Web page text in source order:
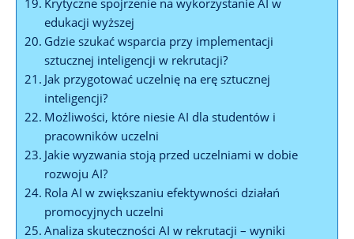
edukacji wyższej
Gdzie szukać wsparcia przy implementacji
sztucznej inteligencji w rekrutacji?
Jak przygotować uczelnię na erę sztucznej
inteligencji?
Możliwości, które niesie AI dla studentów i
pracowników uczelni
Jakie wyzwania stoją przed uczelniami w dobie
rozwoju AI?
Rola AI w zwiększaniu efektywności działań
promocyjnych uczelni
Analiza skuteczności AI w rekrutacji – wyniki